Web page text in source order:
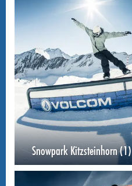
Snowpark Kitzsteinhorn (1)